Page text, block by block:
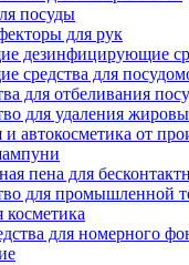
посуды
для рук
дезинфицирующие
средства для
для отбеливания
для удаления
автокосметика от
пена для
для промышленной
косметика
для номерного